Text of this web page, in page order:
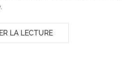
LA LECTURE